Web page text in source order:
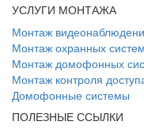
УСЛУГИ МОНТАЖА
Монтаж
Монтаж охранных систем
Монтаж домофонных
Монтаж контроля
Домофонные системы
ПОЛЕЗНЫЕ ССЫЛКИ